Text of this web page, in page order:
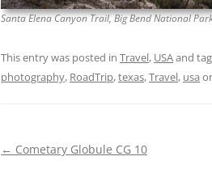
Santa Elena Canyon Trail, Big Bend National
This entry was posted in Travel, USAand
photography, RoadTrip,texas,Travel, usa
Post
← Cometary Globule CG 10